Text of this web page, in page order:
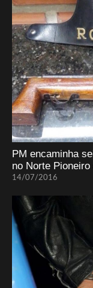
PM encaminha
no Norte
14/07/2016